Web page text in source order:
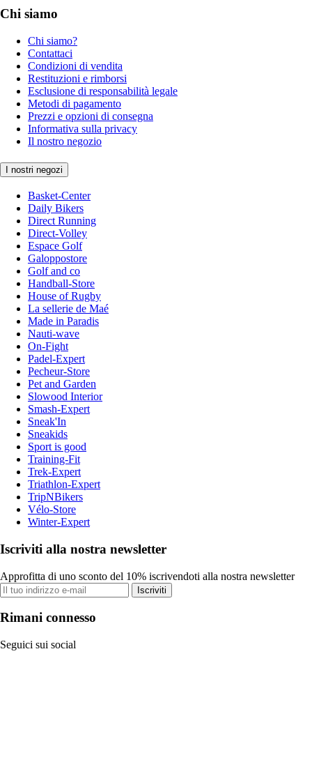
Chi siamo
Chi siamo?
Contattaci
Condizioni di vendita
Restituzioni e rimborsi
Esclusione di responsabilità legale
Metodi di pagamento
Prezzi e opzioni di consegna
Informativa sulla privacy
Il nostro negozio
I nostri negozi
Basket-Center
Daily Bikers
Direct Running
Direct-Volley
Espace Golf
Galoppostore
Golf and co
Handball-Store
House of Rugby
La sellerie de Maé
Made in Paradis
Nauti-wave
On-Fight
Padel-Expert
Pecheur-Store
Pet and Garden
Slowood Interior
Smash-Expert
Sneak'In
Sneakids
Sport is good
Training-Fit
Trek-Expert
Triathlon-Expert
TripNBikers
Vélo-Store
Winter-Expert
Iscriviti alla nostra newsletter
Approfitta di uno sconto del 10% iscrivendoti alla nostra newsletter
Iscriviti
Rimani connesso
Seguici sui social